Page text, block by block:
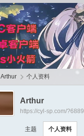
Arthur 个人资料
Arthur
https://cyl-sp.com/?6889
主题 个人资料